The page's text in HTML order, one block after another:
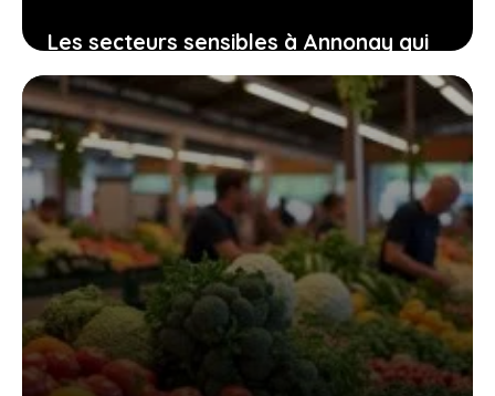
Les secteurs sensibles à Annonay qui
impactent le bien-être et la sérénité
des habitants
11 juillet 2026